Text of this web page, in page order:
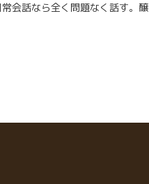
会話なら全く問題なく話す。醸
切にしている。 単なるモノ売